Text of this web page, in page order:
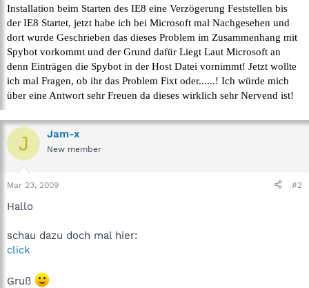
e
r
Installation beim Starten des IE8 eine Verzögerung Feststellen bis
der IE8 Startet, jetzt habe ich bei Microsoft mal Nachgesehen und
dort wurde Geschrieben das dieses Problem im Zusammenhang mit
Spybot vorkommt und der Grund dafür Liegt Laut Microsoft an
denn Einträgen die Spybot in der Host Datei vornimmt! Jetzt wollte
ich mal Fragen, ob ihr das Problem Fixt oder......! Ich würde mich
über eine Antwort sehr Freuen da dieses wirklich sehr Nervend ist!
J Jam-x
New member
Mar 23, 2009 #2
Hallo
schau dazu doch mal hier:
click
Gruß